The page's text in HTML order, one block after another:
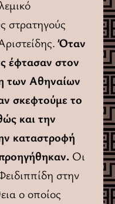
στρατηγούς
Όταν
έφτασαν στον
των Αθηναίων
σκεφτούμε το
και την
καταστροφή
Οι
στην
ο οποίος